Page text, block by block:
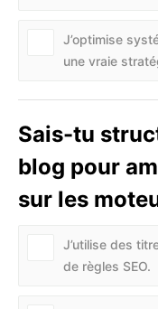
J’optimise
une vraie
Sais-tu
blog pour
sur les
J’utilise des
de règles SEO.